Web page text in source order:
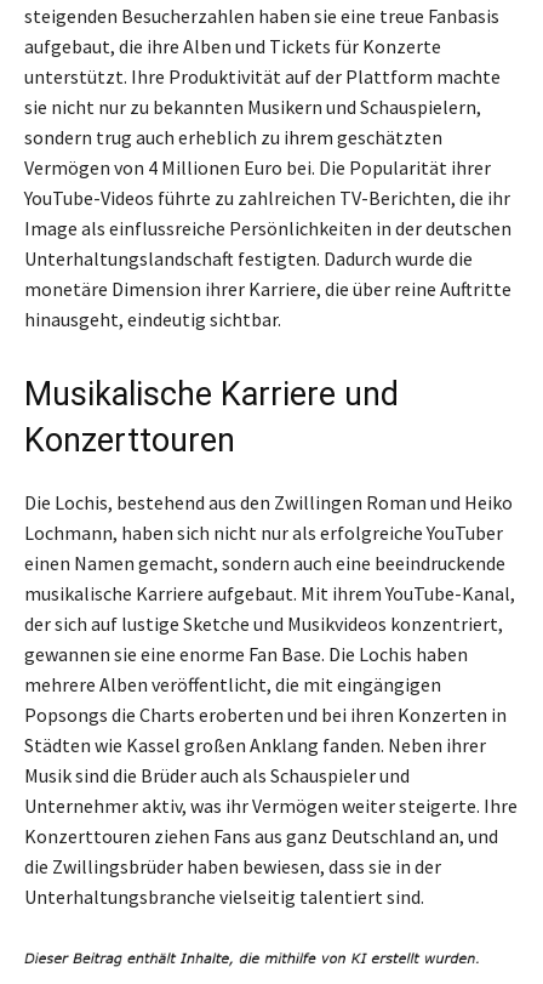
steigenden Besucherzahlen haben sie eine treue Fanbasis
aufgebaut, die ihre Alben und Tickets für Konzerte
unterstützt. Ihre Produktivität auf der Plattform machte
sie nicht nur zu bekannten Musikern und Schauspielern,
sondern trug auch erheblich zu ihrem geschätzten
Vermögen von 4 Millionen Euro bei. Die Popularität ihrer
YouTube-Videos führte zu zahlreichen TV-Berichten, die ihr
Image als einflussreiche Persönlichkeiten in der deutschen
Unterhaltungslandschaft festigten. Dadurch wurde die
monetäre Dimension ihrer Karriere, die über reine Auftritte
hinausgeht, eindeutig sichtbar.
Musikalische Karriere und
Konzerttouren
Die Lochis, bestehend aus den Zwillingen Roman und Heiko
Lochmann, haben sich nicht nur als erfolgreiche YouTuber
einen Namen gemacht, sondern auch eine beeindruckende
musikalische Karriere aufgebaut. Mit ihrem YouTube-Kanal,
der sich auf lustige Sketche und Musikvideos konzentriert,
gewannen sie eine enorme Fan Base. Die Lochis haben
mehrere Alben veröffentlicht, die mit eingängigen
Popsongs die Charts eroberten und bei ihren Konzerten in
Städten wie Kassel großen Anklang fanden. Neben ihrer
Musik sind die Brüder auch als Schauspieler und
Unternehmer aktiv, was ihr Vermögen weiter steigerte. Ihre
Konzerttouren ziehen Fans aus ganz Deutschland an, und
die Zwillingsbrüder haben bewiesen, dass sie in der
Unterhaltungsbranche vielseitig talentiert sind.